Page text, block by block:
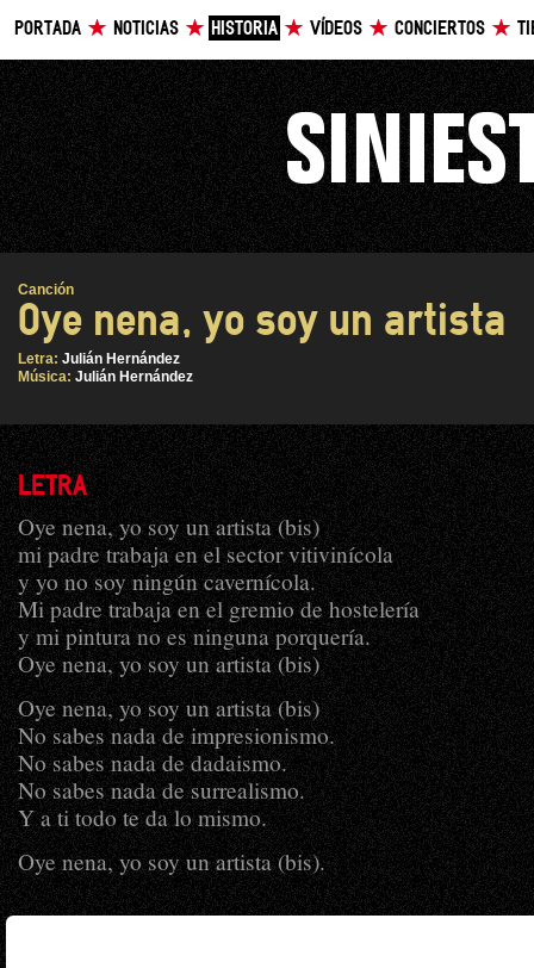
PORTADA NOTICIAS HISTORIA VÍDEOS CONCIERTOS
Canción
Oye nena, yo soy un artista
Letra: Julián Hernández
Música: Julián Hernández
LETRA
Oye nena, yo soy un artista (bis)
mi padre trabaja en el sector vitivinícola
y yo no soy ningún cavernícola.
Mi padre trabaja en el gremio de hostelería
y mi pintura no es ninguna porquería.
Oye nena, yo soy un artista (bis)
Oye nena, yo soy un artista (bis)
No sabes nada de impresionismo.
No sabes nada de dadaismo.
No sabes nada de surrealismo.
Y a ti todo te da lo mismo.
Oye nena, yo soy un artista (bis).